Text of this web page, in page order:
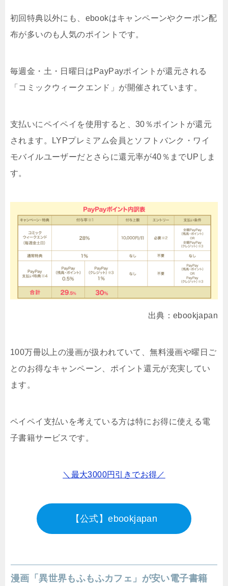
初回特典以外にも、ebookはキャンペーンやクーポン配
布が多いのも人気のポイントです。
毎週金・土・日曜日はPayPayポイントが還元される
「コミックウィークエンド」が開催されています。
支払いにペイペイを使用すると、30％ポイントが還元
されます。LYPプレミアム会員とソフトバンク・ワイ
モバイルユーザーだとさらに還元率が40％までUPしま
す。
出典：ebookjapan
100万冊以上の漫画が扱われていて、無料漫画や曜日ご
とのお得なキャンペーン、ポイント還元が充実してい
ます。
ペイペイ支払いを考えている方は特にお得に使える電
子書籍サービスです。
＼最大3000円引きでお得／
【公式】ebookjapan
漫画「異世界もふもふカフェ」が安い電子書籍